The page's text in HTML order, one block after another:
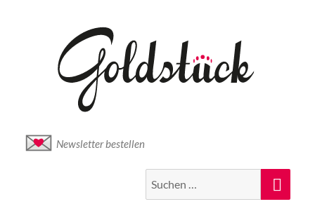
Newsletter bestellen
nach: